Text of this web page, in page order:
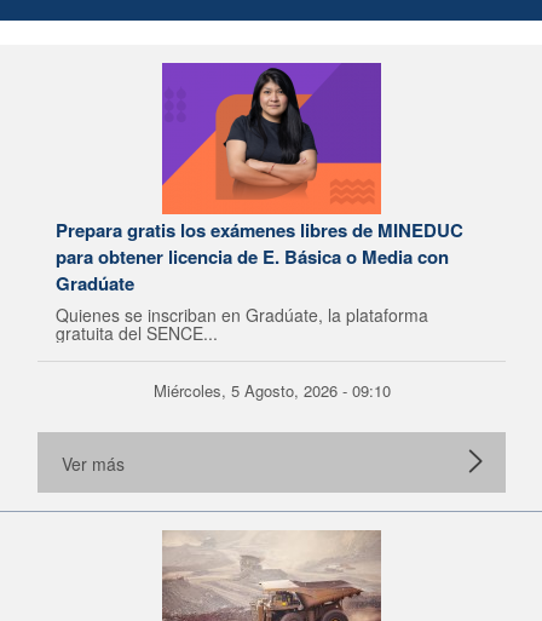
Prepara gratis los exámenes libres de MINEDUC
para obtener licencia de E. Básica o Media con
Gradúate
Quienes se inscriban en Gradúate, la plataforma
gratuita del SENCE...
Miércoles, 5 Agosto, 2026 - 09:10
Ver más